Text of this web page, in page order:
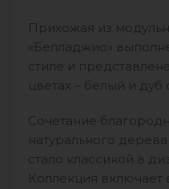
Прихожая из
«Белладжио»
стиле и
цветах – белый и дуб
Сочетание
натурального
стало классикой в
Коллекция включает